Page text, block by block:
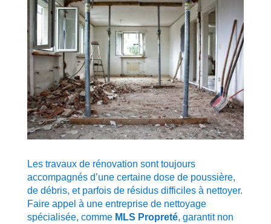
Les travaux de rénovation sont toujours
accompagnés d’une certaine dose de poussière,
de débris, et parfois de résidus difficiles à nettoyer.
Faire appel à une entreprise de nettoyage
spécialisée, comme MLS Propreté, garantit non